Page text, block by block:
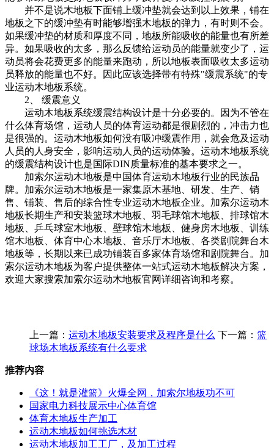
并不是说木地板下面铺上缓冲垫就会达到以上效果，铺在
地板之下的缓冲垫有时能够增强木地板的弹力，有时则不会。
如果缓冲垫的材质和厚度不同，地板所能吸收的能量也有所差
异。如果吸收的太多，那么反馈给运动员的能量就变少了，运
动员将会花费更多的能量来跑动，所以地板表面吸收太多运动
员释放的能量也不好。因此应该选择带有特殊"缓震系统"的专
业运动木地板系统。
2、 缓震意义
运动木地板系统缓震结构设计是十分必要的。因为不管在
什么体育场馆，运动人员的体育运动都是很剧烈的，冲击力也
是很强的。运动木地板如何没有吸冲缓震作用，就会危及运动
人员的人身安全，影响运动人员的运动体验。运动木地板系统
的缓震结构设计也是国际DIN质量标准的基本要求之一。
加索尔运动木地板是中国体育运动木地板行业的民族品
牌。加索尔运动木地板是一家集原木基地、研发、生产、销
售、铺装、售后的综合性专业运动木地板企业。加索尔运动木
地板长期生产和安装篮球木地板、羽毛球馆木地板、排球馆木
地板、乒乓球室木地板、壁球馆木地板、健身房木地板、训练
馆木地板、体育中心木地板、音乐厅木地板、各类剧院舞台木
地板等，长期以来已成功铺装百多家体育场馆和剧院舞台。加
索尔运动木地板为客户提供整体一站式运动木地板解决方案，
欢迎大家搜索加索尔运动木地板官网详细咨询和考察。
上一篇： 运动木地板安装要求及程序是什么 下一篇： 篮
球场木地板系统有什么要求
推荐内容
《这！就是灌篮》火爆全网，加索尔地板功不可
国家电力科技展示中心体育馆
体育木地板生产加工
运动木地板如何挑选木材
运动木地板加工工厂，及加工过程